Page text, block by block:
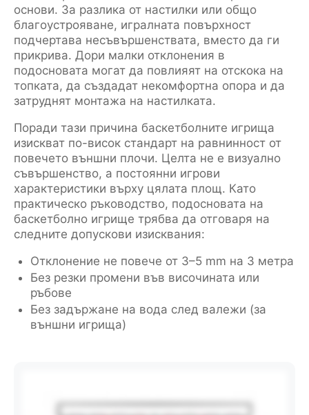
основи. За разлика от настилки или общо
благоустрояване, игралната повърхност
подчертава несъвършенствата, вместо да ги
прикрива. Дори малки отклонения в
подосновата могат да повлияят на отскока на
топката, да създадат некомфортна опора и да
затруднят монтажа на настилката.
Поради тази причина баскетболните игрища
изискват по-висок стандарт на равнинност от
повечето външни плочи. Целта не е визуално
съвършенство, а постоянни игрови
характеристики върху цялата площ. Като
практическо ръководство, подосновата на
баскетболно игрище трябва да отговаря на
следните допускови изисквания:
Отклонение не повече от 3–5 mm на 3 метра
Без резки промени във височината или
ръбове
Без задържане на вода след валежи (за
външни игрища)